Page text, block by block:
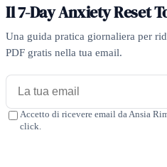
Il 7-Day Anxiety Reset
Una guida pratica giornaliera per
PDF gratis nella tua email.
Accetto di ricevere email da Ansia
click.